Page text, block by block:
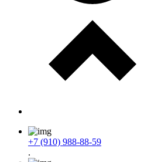
+7 (910) 988-88-59
.